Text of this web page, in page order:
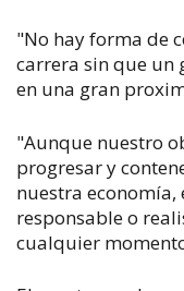
"No hay forma de
carrera sin que un
en una gran
"Aunque nuestro
progresar y
nuestra economía,
responsable o
cualquier